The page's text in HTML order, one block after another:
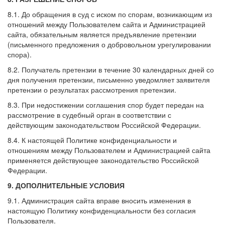
8.1. До обращения в суд с иском по спорам, возникающим из
отношений между Пользователем сайта и Администрацией
сайта, обязательным является предъявление претензии
(письменного предложения о добровольном урегулировании
спора).
8.2. Получатель претензии в течение 30 календарных дней со
дня получения претензии, письменно уведомляет заявителя
претензии о результатах рассмотрения претензии.
8.3. При недостижении соглашения спор будет передан на
рассмотрение в судебный орган в соответствии с
действующим законодательством Российской Федерации.
8.4. К настоящей Политике конфиденциальности и
отношениям между Пользователем и Администрацией сайта
применяется действующее законодательство Российской
Федерации.
9. ДОПОЛНИТЕЛЬНЫЕ УСЛОВИЯ
9.1. Администрация сайта вправе вносить изменения в
настоящую Политику конфиденциальности без согласия
Пользователя.